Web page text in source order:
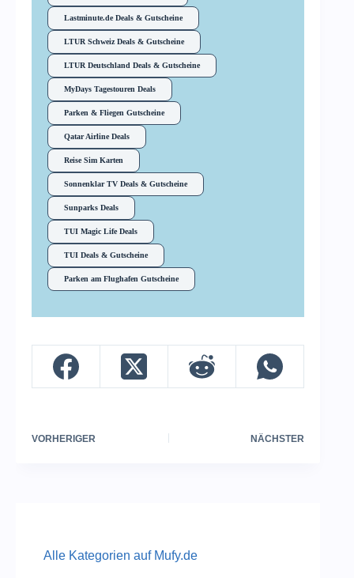
Lastminute.de Deals & Gutscheine
LTUR Schweiz Deals & Gutscheine
LTUR Deutschland Deals & Gutscheine
MyDays Tagestouren Deals
Parken & Fliegen Gutscheine
Qatar Airline Deals
Reise Sim Karten
Sonnenklar TV Deals & Gutscheine
Sunparks Deals
TUI Magic Life Deals
TUI Deals & Gutscheine
Parken am Flughafen Gutscheine
VORHERIGER NÄCHSTER
Alle Kategorien auf Mufy.de